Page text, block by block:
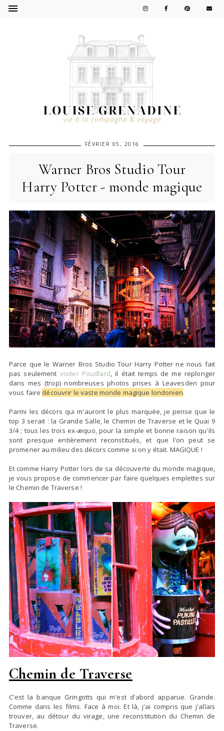
FÉVRIER 05, 2016
Warner Bros Studio Tour
Harry Potter - monde magique
Parce que le Warner Bros Studio Tour Harry Potter ne nous fait
pas seulement visiter Poudlard, il était temps de me replonger
dans mes (trop) nombreuses photos prises à Leavesden pour
vous faire découvrir le vaste monde magique londonien.
Parmi les décors qui m'auront le plus marquée, je pense que le
top 3 serait : la Grande Salle, le Chemin de Traverse et le Quai 9
3/4 ; tous les trois ex-æquo, pour la simple et bonne raison qu'ils
sont presque entièrement reconstitués, et que l'on peut se
promener au milieu des décors comme si on y était. MAGIQUE !
Et comme Harry Potter lors de sa découverte du monde magique,
je vous propose de commencer par faire quelques emplettes sur
le Chemin de Traverse !
Chemin de Traverse
C'est la banque Gringotts qui m'est d'abord apparue. Grande.
Comme dans les films. Face à moi. Et là, j'ai compris que j'allais
trouver, au détour du virage, une reconstitution du Chemin de
Traverse.